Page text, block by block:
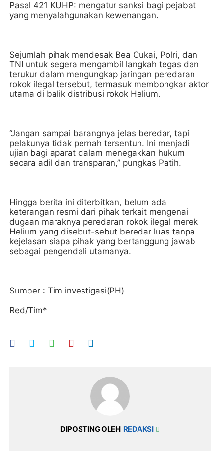
Pasal 421 KUHP: mengatur sanksi bagi pejabat
yang menyalahgunakan kewenangan.
Sejumlah pihak mendesak Bea Cukai, Polri, dan
TNI untuk segera mengambil langkah tegas dan
terukur dalam mengungkap jaringan peredaran
rokok ilegal tersebut, termasuk membongkar aktor
utama di balik distribusi rokok Helium.
“Jangan sampai barangnya jelas beredar, tapi
pelakunya tidak pernah tersentuh. Ini menjadi
ujian bagi aparat dalam menegakkan hukum
secara adil dan transparan,” pungkas Patih.
Hingga berita ini diterbitkan, belum ada
keterangan resmi dari pihak terkait mengenai
dugaan maraknya peredaran rokok ilegal merek
Helium yang disebut-sebut beredar luas tanpa
kejelasan siapa pihak yang bertanggung jawab
sebagai pengendali utamanya.
Sumber : Tim investigasi(PH)
Red/Tim*
DIPOSTING OLEH REDAKSI